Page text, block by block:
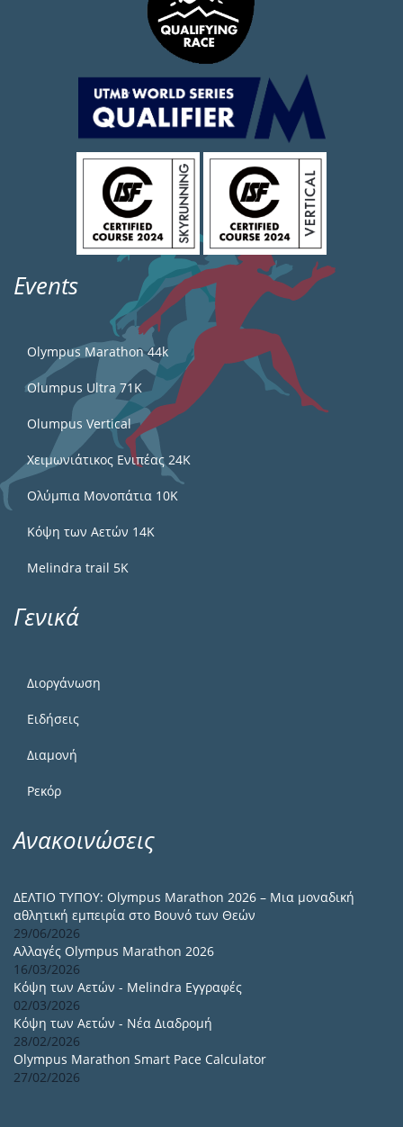
Events
Olympus Marathon 44k
Olumpus Ultra 71K
Olumpus Vertical
Χειμωνιάτικος Ενιπέας 24Κ
Ολύμπια Μονοπάτια 10Κ
Κόψη των Αετών 14Κ
Melindra trail 5Κ
Γενικά
Διοργάνωση
Ειδήσεις
Διαμονή
Ρεκόρ
Ανακοινώσεις
ΔΕΛΤΙΟ ΤΥΠΟΥ: Olympus Marathon 2026 – Μια μοναδική
αθλητική εμπειρία στο Βουνό των Θεών
29/06/2026
Αλλαγές Olympus Marathon 2026
16/03/2026
Κόψη των Αετών - Melindra Εγγραφές
02/03/2026
Κόψη των Αετών - Νέα Διαδρομή
28/02/2026
Olympus Marathon Smart Pace Calculator
27/02/2026